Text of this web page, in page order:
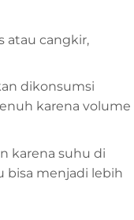
atau cangkir,
dikonsumsi
karena volume
karena suhu di
bisa menjadi lebih